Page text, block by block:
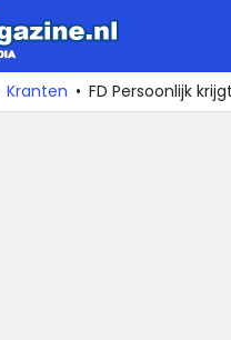
Kranten FD Persoonlijk